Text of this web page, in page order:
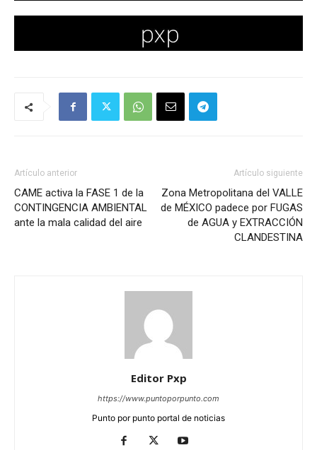
Artículo anterior
CAME activa la FASE 1 de la
CONTINGENCIA AMBIENTAL
ante la mala calidad del aire
Artículo siguiente
Zona Metropolitana del VALLE
de MÉXICO padece por FUGAS
de AGUA y EXTRACCIÓN
CLANDESTINA
Editor Pxp
https://www.puntoporpunto.com
Punto por punto portal de noticias